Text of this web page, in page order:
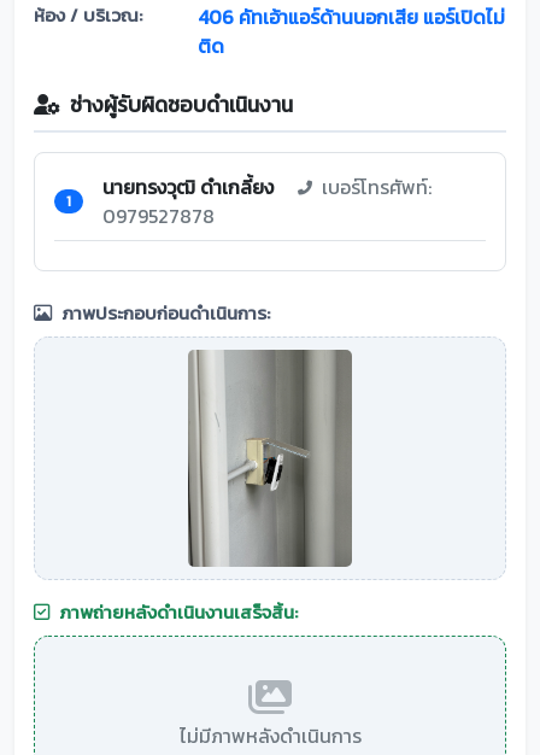
ห้อง / บริเวณ:
406 คัทเอ้าแอร์ด้านนอกเสีย แอร์เปิดไม่
ติด
ช่างผู้รับผิดชอบดำเนินงาน
1 นายทรงวุฒิ ดำเกลี้ยง
เบอร์โทรศัพท์:
0979527878
ภาพประกอบก่อนดำเนินการ:
ภาพถ่ายหลังดำเนินงานเสร็จสิ้น:
ไม่มีภาพหลังดำเนินการ